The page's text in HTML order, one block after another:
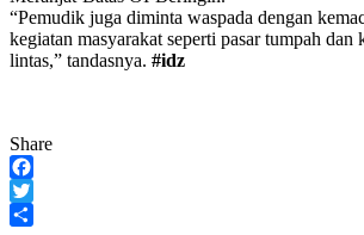
“Pemudik juga diminta waspada dengan
kegiatan masyarakat seperti pasar tumpah dan
lintas,” tandasnya. #idz
Share
Facebook
Twitter